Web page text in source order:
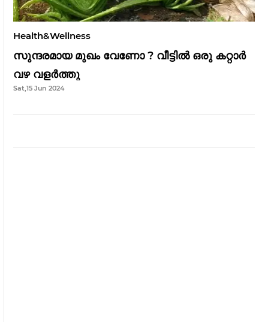
Health&Wellness
സുന്ദരമായ മുഖം വേണോ ? വീട്ടിൽ ഒരു കറ്റാർ
വഴ വളർത്തു
Sat,15 Jun 2024